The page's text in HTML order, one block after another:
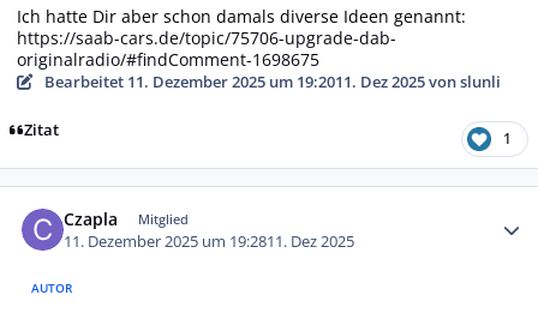
Ich hatte Dir aber schon damals diverse Ideen genannt:
https://saab-cars.de/topic/75706-upgrade-dab-
originalradio/#findComment-1698675
Bearbeitet 11. Dezember 2025 um 19:2011. Dez 2025von slunli
Zitat 1
Czapla Mitglied
11. Dezember 2025 um 19:2811. Dez 2025
AUTOR